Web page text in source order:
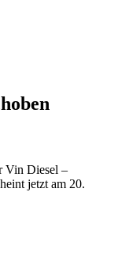
Vin Diesel –
jetzt am 20.